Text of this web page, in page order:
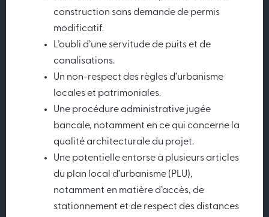
construction sans demande de permis
modificatif.
L’oubli d’une servitude de puits et de
canalisations.
Un non-respect des règles d’urbanisme
locales et patrimoniales.
Une procédure administrative jugée
bancale, notamment en ce qui concerne la
qualité architecturale du projet.
Une potentielle entorse à plusieurs articles
du plan local d’urbanisme (PLU),
notamment en matière d’accès, de
stationnement et de respect des distances